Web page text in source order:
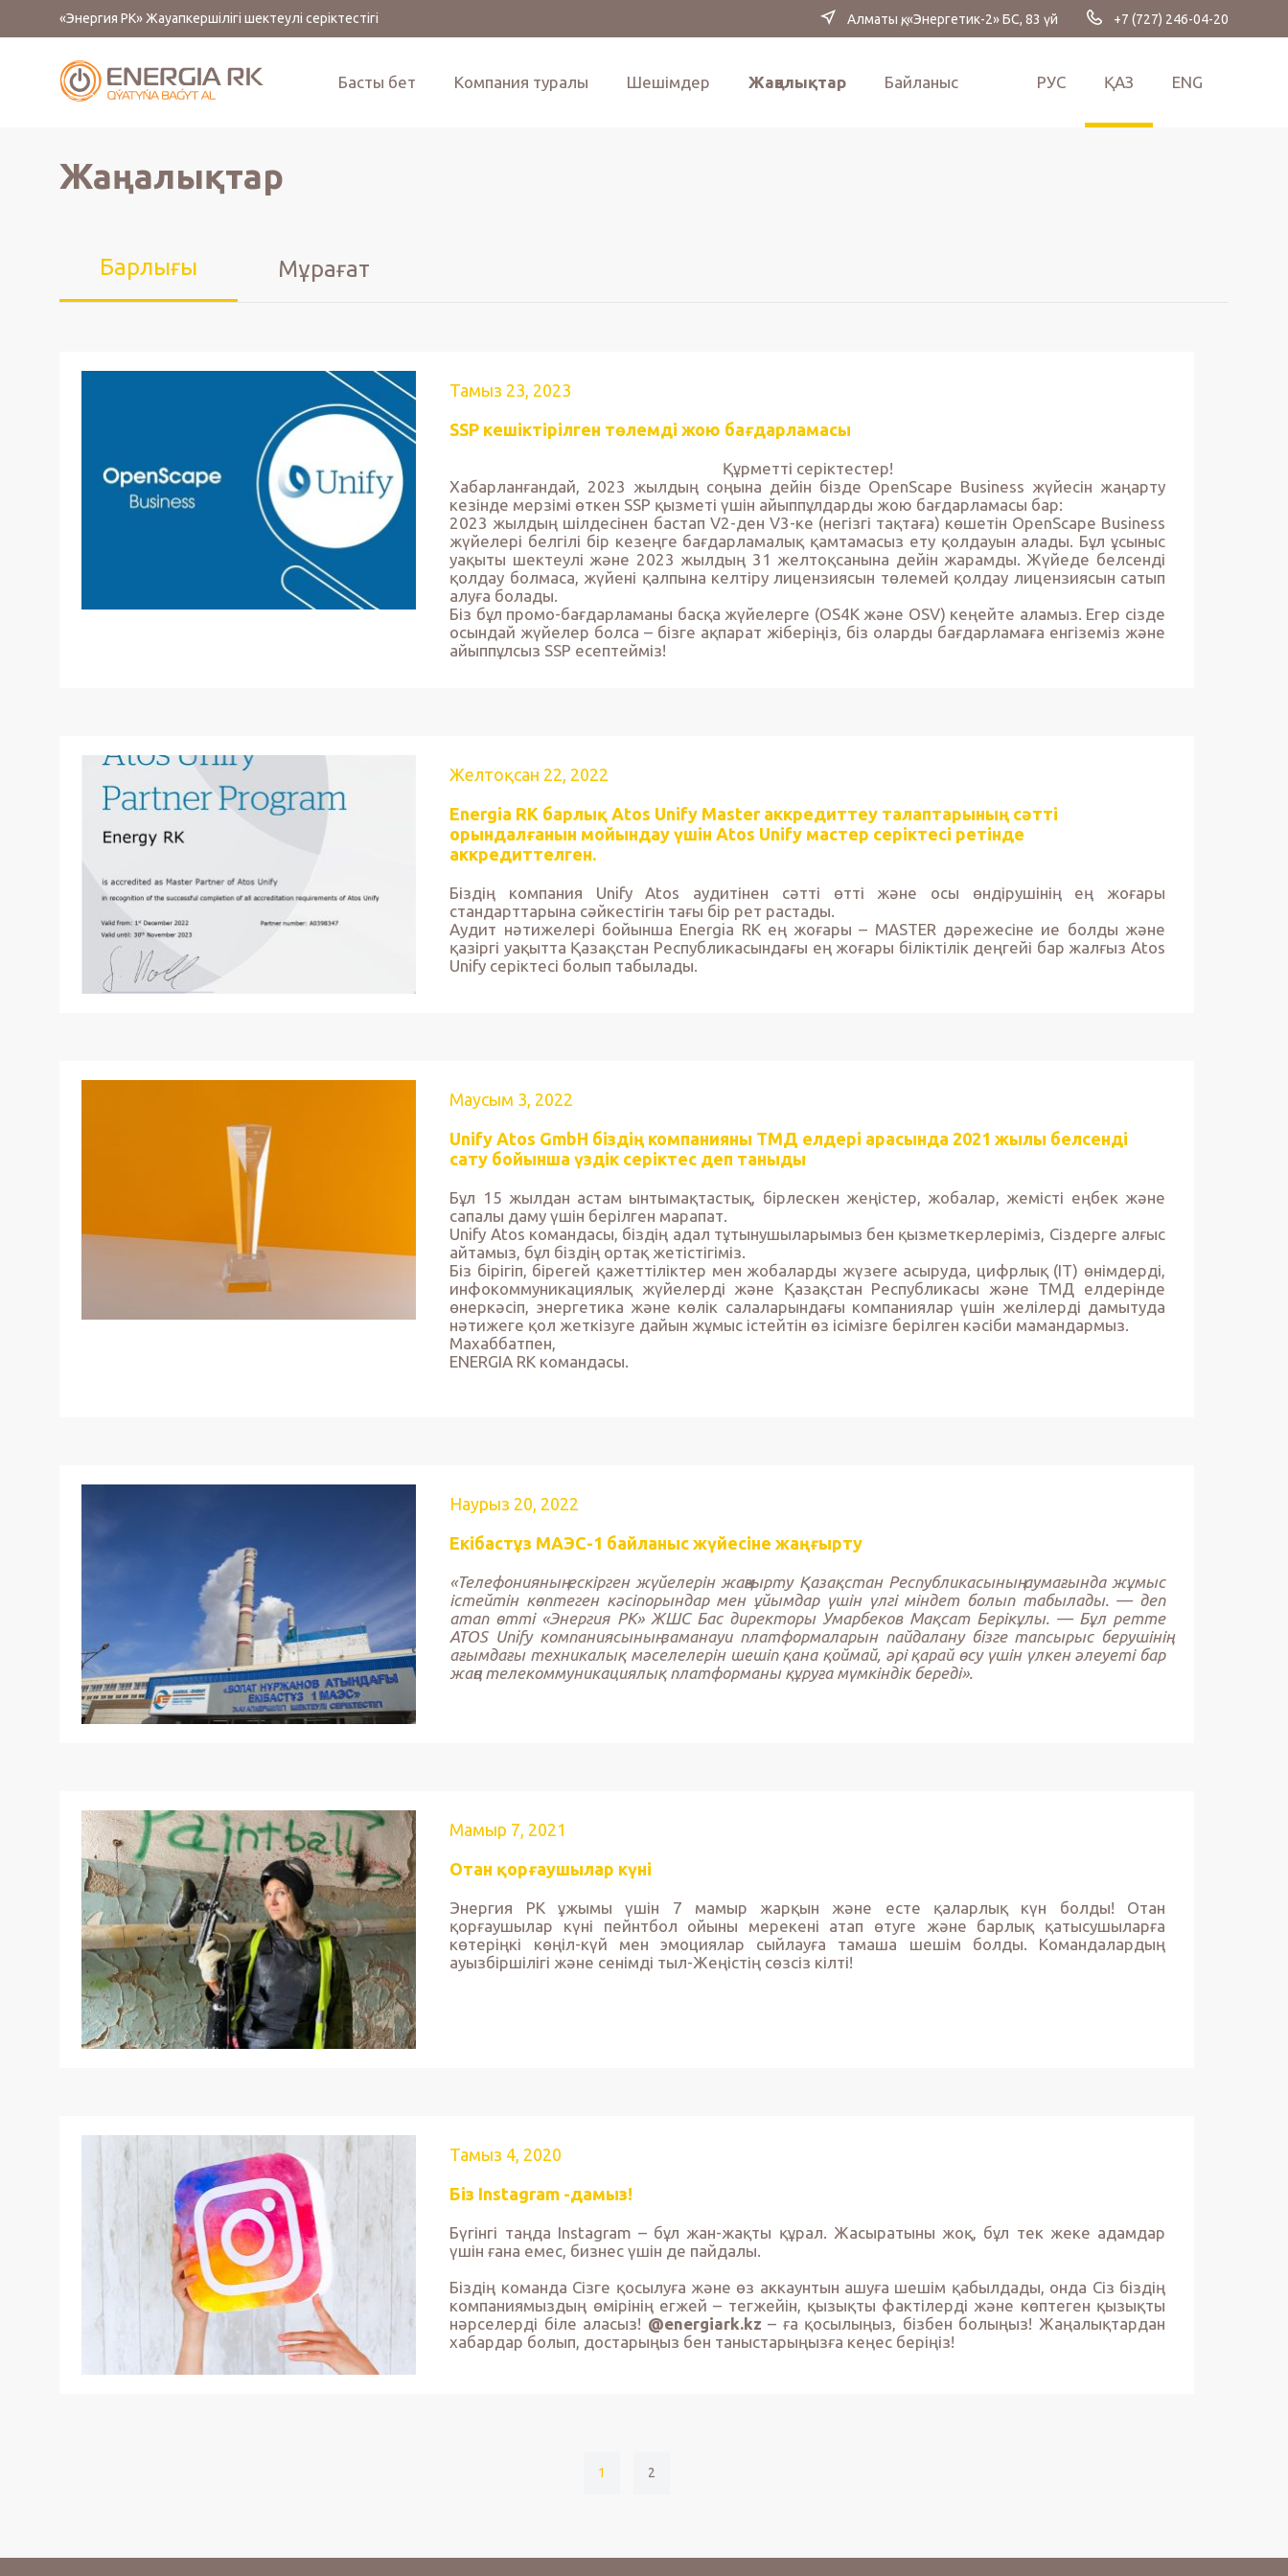
«Энергия РК» Жауапкершілігі шектеулі серіктестігі Алматы қ, «Энергетик-2» БС, 83 үй +7 (727) 246-04-20
Басты бет Компания туралы Шешімдер Жаңалықтар Байланыс РУС ҚАЗ ENG
Жаңалықтар
Барлығы Мұрағат
Тамыз 23, 2023
SSP кешіктірілген төлемді жою бағдарламасы
Құрметті серіктестер!
Хабарланғандай, 2023 жылдың соңына дейін бізде OpenScape Business жүйесін жаңарту
кезінде мерзімі өткен SSP қызметі үшін айыппұлдарды жою бағдарламасы бар:
2023 жылдың шілдесінен бастап V2-ден V3-ке (негізгі тақтаға) көшетін OpenScape Business
жүйелері белгілі бір кезеңге бағдарламалық қамтамасыз ету қолдауын алады. Бұл ұсыныс
уақыты шектеулі және 2023 жылдың 31 желтоқсанына дейін жарамды. Жүйеде белсенді
қолдау болмаса, жүйені қалпына келтіру лицензиясын төлемей қолдау лицензиясын сатып
алуға болады.
Біз бұл промо-бағдарламаны басқа жүйелерге (OS4K және OSV) кеңейте аламыз. Егер сізде
осындай жүйелер болса – бізге ақпарат жіберіңіз, біз оларды бағдарламаға енгіземіз және
айыппұлсыз SSP есептейміз!
Желтоқсан 22, 2022
Energia RK барлық Atos Unify Master аккредиттеу талаптарының сәтті
орындалғанын мойындау үшін Atos Unify мастер серіктесі ретінде
аккредиттелген.
Біздің компания Unify Atos аудитінен сәтті өтті және осы өндірушінің ең жоғары
стандарттарына сәйкестігін тағы бір рет растады.
Аудит нәтижелері бойынша Energia RK ең жоғары – MASTER дәрежесіне ие болды және
қазіргі уақытта Қазақстан Республикасындағы ең жоғары біліктілік деңгейі бар жалғыз Atos
Unify серіктесі болып табылады.
Маусым 3, 2022
Unify Atos GmbH біздің компанияны ТМД елдері арасында 2021 жылы белсенді
сату бойынша үздік серіктес деп таныды
Бұл 15 жылдан астам ынтымақтастық, бірлескен жеңістер, жобалар, жемісті еңбек және
сапалы даму үшін берілген марапат.
Unify Atos командасы, біздің адал тұтынушыларымыз бен қызметкерлеріміз, Сіздерге алғыс
айтамыз, бұл біздің ортақ жетістігіміз.
Біз бірігіп, бірегей қажеттіліктер мен жобаларды жүзеге асыруда, цифрлық (IT) өнімдерді,
инфокоммуникациялық жүйелерді және Қазақстан Республикасы және ТМД елдерінде
өнеркәсіп, энергетика және көлік салаларындағы компаниялар үшін желілерді дамытуда
нәтижеге қол жеткізуге дайын жұмыс істейтін өз ісімізге берілген кәсіби мамандармыз.
Махаббатпен,
ENERGIA RK командасы.
Наурыз 20, 2022
Екібастұз МАЭС-1 байланыс жүйесіне жаңғырту
«Телефонияның ескірген жүйелерін жаңғырту Қазақстан Республикасының аумағында жұмыс
істейтін көптеген кәсіпорындар мен ұйымдар үшін үлгі міндет болып табылады. — деп
атап өтті «Энергия РК» ЖШС Бас директоры Умарбеков Мақсат Берікұлы. — Бұл ретте
ATOS Unify компаниясының заманауи платформаларын пайдалану бізге тапсырыс берушінің
ағымдағы техникалық мәселелерін шешіп қана қоймай, әрі қарай өсу үшін үлкен әлеуеті бар
жаңа телекоммуникациялық платформаны құруға мүмкіндік береді».
Мамыр 7, 2021
Отан қорғаушылар күні
Энергия РК ұжымы үшін 7 мамыр жарқын және есте қаларлық күн болды! Отан
қорғаушылар күні пейнтбол ойыны мерекені атап өтуге және барлық қатысушыларға
көтеріңкі көңіл-күй мен эмоциялар сыйлауға тамаша шешім болды. Командалардың
ауызбіршілігі және сенімді тыл-Жеңістің сөзсіз кілті!
Тамыз 4, 2020
Біз Instagram -дамыз!
Бүгінгі таңда Instagram – бұл жан-жақты құрал. Жасыратыны жоқ, бұл тек жеке адамдар
үшін ғана емес, бизнес үшін де пайдалы.
Біздің команда Сізге қосылуға және өз аккаунтын ашуға шешім қабылдады, онда Сіз біздің
компаниямыздың өмірінің егжей – тегжейін, қызықты фактілерді және көптеген қызықты
нәрселерді біле аласыз! @energiark.kz – ға қосылыңыз, бізбен болыңыз! Жаңалықтардан
хабардар болып, достарыңыз бен таныстарыңызға кеңес беріңіз!
1 2